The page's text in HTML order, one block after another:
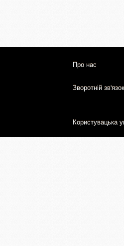
Про нас
Зворотній зв'язок
Користувацька